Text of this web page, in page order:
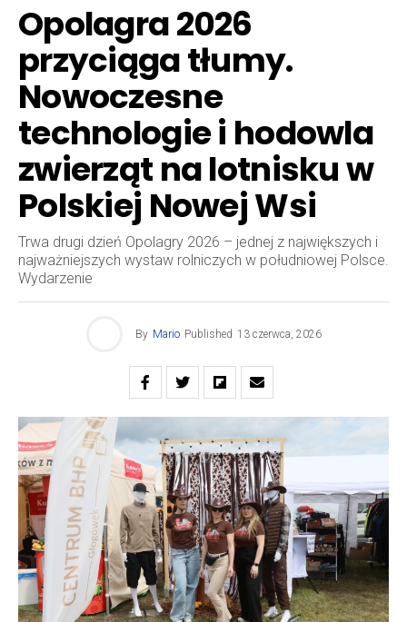
Opolagra 2026
przyciąga tłumy.
Nowoczesne
technologie i hodowla
zwierząt na lotnisku w
Polskiej Nowej Wsi
Trwa drugi dzień Opolagry 2026 – jednej z największych i
najważniejszych wystaw rolniczych w południowej Polsce.
Wydarzenie
By Mario Published 13 czerwca, 2026